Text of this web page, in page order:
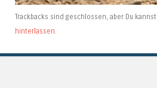
Trackbacks sind geschlossen, aber Du kannst
hinterlassen.